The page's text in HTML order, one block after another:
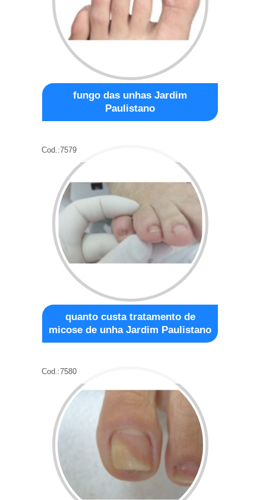
fungo das unhas Jardim
Paulistano
Cod.:7579
quanto custa tratamento de
micose de unha Jardim Paulistano
Cod.:7580